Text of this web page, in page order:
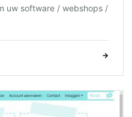
uw software / webshops /
→